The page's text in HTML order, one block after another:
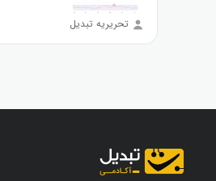
تحریریه تبدیل